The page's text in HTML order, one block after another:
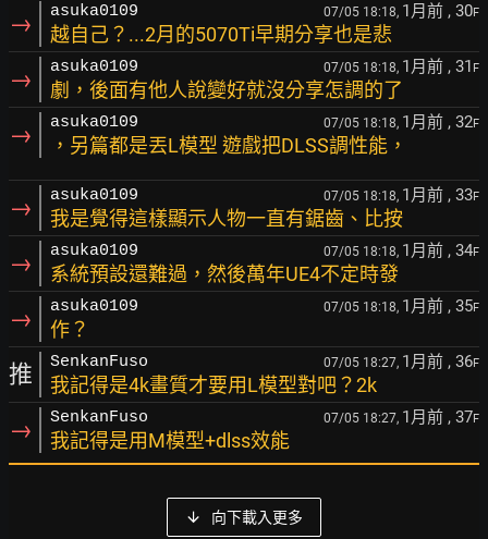
→ asuka0109 07/05 18:18, 1月前 , 30F
越自己？...2月的5070Ti早期分享也是悲
→ asuka0109 07/05 18:18, 1月前 , 31 F
劇，後面有他人說變好就沒分享怎調的了
→ asuka0109 07/05 18:18, 1月前 , 32F
，另篇都是丟L模型 遊戲把DLSS調性能，
→ asuka0109 07/05 18:18, 1月前 , 33F
我是覺得這樣顯示人物一直有鋸齒、比按
→ asuka0109 07/05 18:18, 1月前 , 34F
系統預設還難過，然後萬年UE4不定時發
→ asuka0109 07/05 18:18, 1月前 , 35F
作？
推 SenkanFuso 07/05 18:27, 1月前 , 36F
我記得是4k畫質才要用L模型對吧？2k
→ SenkanFuso 07/05 18:27, 1月前 , 37F
我記得是用M模型+dlss效能
向下載入更多